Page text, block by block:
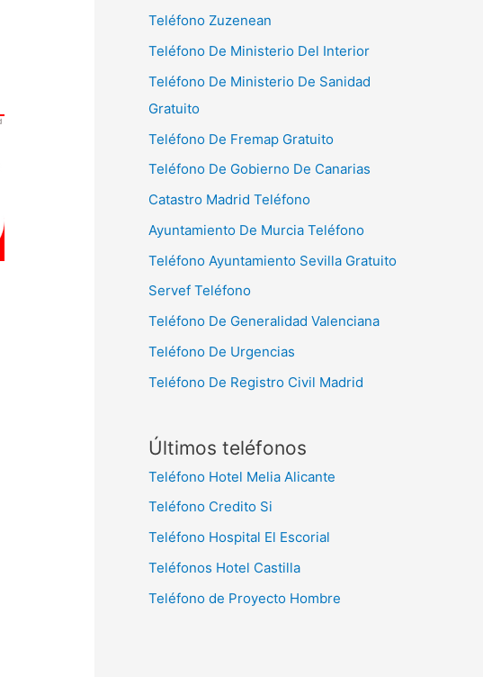
Teléfono Zuzenean
Teléfono De Ministerio Del Interior
Teléfono De Ministerio De Sanidad
Gratuito
Teléfono De Fremap Gratuito
Teléfono De Gobierno De Canarias
Catastro Madrid Teléfono
Ayuntamiento De Murcia Teléfono
Teléfono Ayuntamiento Sevilla Gratuito
Servef Teléfono
Teléfono De Generalidad Valenciana
Teléfono De Urgencias
Teléfono De Registro Civil Madrid
Últimos teléfonos
Teléfono Hotel Melia Alicante
Teléfono Credito Si
Teléfono Hospital El Escorial
Teléfonos Hotel Castilla
Teléfono de Proyecto Hombre